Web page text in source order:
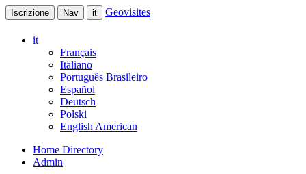
Iscrizione Nav it Geovisites
it
Français
Italiano
Português Brasileiro
Español
Deutsch
Polski
English American
Home Directory
Admin